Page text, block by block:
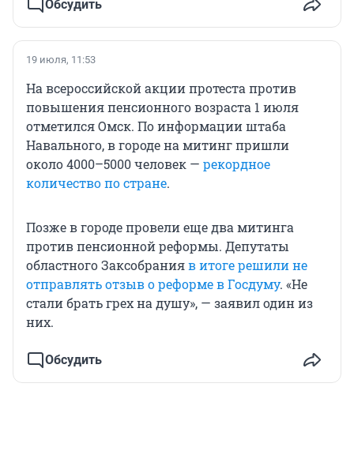
Обсудить
19 июля, 11:53
На всероссийской акции протеста против
повышения пенсионного возраста 1 июля
отметился Омск. По информации штаба
Навального, в городе на митинг пришли
около 4000–5000 человек — рекордное
количество по стране.
Позже в городе провели еще два митинга
против пенсионной реформы. Депутаты
областного Заксобранияв итоге решили не
отправлять отзыв о реформе в Госдуму. «Не
стали брать грех на душу», — заявил один из
них.
Обсудить